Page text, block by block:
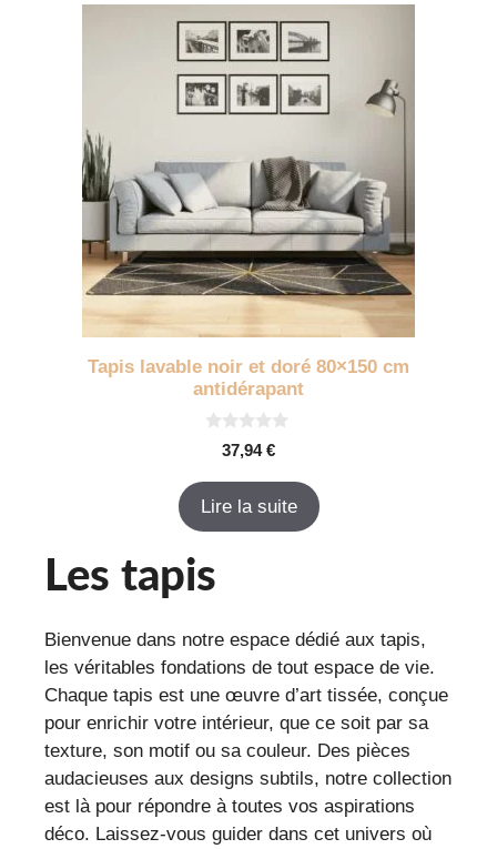
Tapis lavable noir et doré 80×150 cm
antidérapant
5
37,94€
Lire la suite
Les tapis
Bienvenue dans notre espace dédié aux tapis,
les véritables fondations de tout espace de vie.
Chaque tapis est une œuvre d’art tissée, conçue
pour enrichir votre intérieur, que ce soit par sa
texture, son motif ou sa couleur. Des pièces
audacieuses aux designs subtils, notre collection
est là pour répondre à toutes vos aspirations
déco. Laissez-vous guider dans cet univers où